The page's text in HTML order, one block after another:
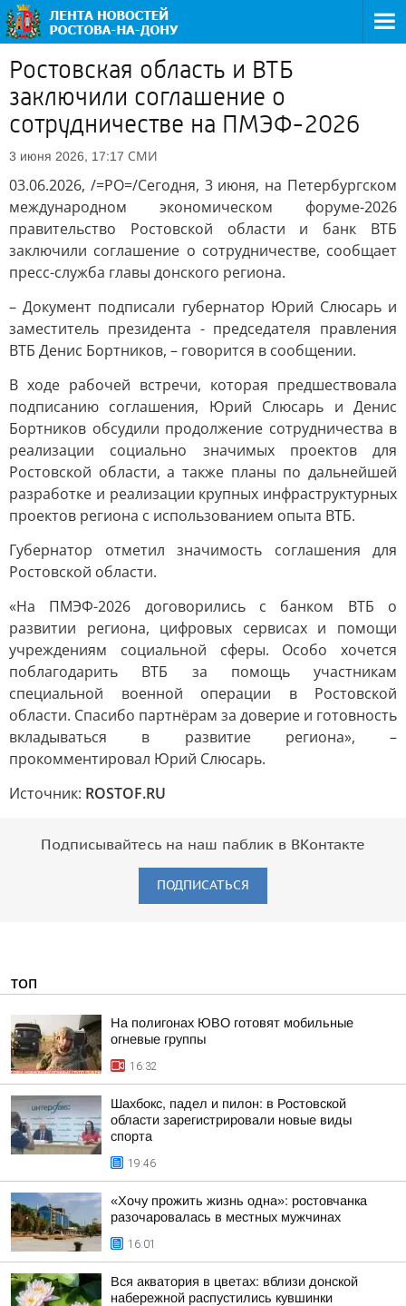
Ростовская область и ВТБ
заключили соглашение о
сотрудничестве на ПМЭФ-2026
3 июня 2026, 17:17 СМИ
03.06.2026, /=РО=/Сегодня, 3 июня, на Петербургском
международном экономическом форуме-2026
правительство Ростовской области и банк ВТБ
заключили соглашение о сотрудничестве, сообщает
пресс-служба главы донского региона.
– Документ подписали губернатор Юрий Слюсарь и
заместитель президента - председателя правления
ВТБ Денис Бортников, – говорится в сообщении.
В ходе рабочей встречи, которая предшествовала
подписанию соглашения, Юрий Слюсарь и Денис
Бортников обсудили продолжение сотрудничества в
реализации социально значимых проектов для
Ростовской области, а также планы по дальнейшей
разработке и реализации крупных инфраструктурных
проектов региона с использованием опыта ВТБ.
Губернатор отметил значимость соглашения для
Ростовской области.
«На ПМЭФ-2026 договорились с банком ВТБ о
развитии региона, цифровых сервисах и помощи
учреждениям социальной сферы. Особо хочется
поблагодарить ВТБ за помощь участникам
специальной военной операции в Ростовской
области. Спасибо партнёрам за доверие и готовность
вкладываться в развитие региона», –
прокомментировал Юрий Слюсарь.
Источник: ROSTOF.RU
Подписывайтесь на наш паблик в ВКонтакте
ПОДПИСАТЬСЯ
ТОП
На полигонах ЮВО готовят мобильные
огневые группы
16:32
Шахбокс, падел и пилон: в Ростовской
области зарегистрировали новые виды
спорта
19:46
«Хочу прожить жизнь одна»: ростовчанка
разочаровалась в местных мужчинах
16:01
Вся акватория в цветах: вблизи донской
набережной распустились кувшинки